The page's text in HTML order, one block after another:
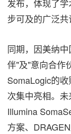
发布，体现了
步可及的广泛共
同期，因美纳
伴"及"意向合作
SomaLogic的
次集中亮相。
Illumina
方案、